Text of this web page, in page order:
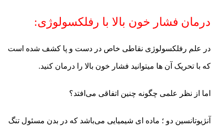
درمان فشار خون بالا با رفلکسولوژی:
در علم رفلکسولوژی نقاطی خاص در دست و پا کشف شده است
که با تحریک آن ها میتوانید فشار خون بالا را درمان کنید.
اما از نظر علمی چگونه چنین اتفاقی می‌افتد؟
آنژیوتانسین دو ؛ ماده ای شیمیایی می‌باشد که در بدن مسئول تنگ